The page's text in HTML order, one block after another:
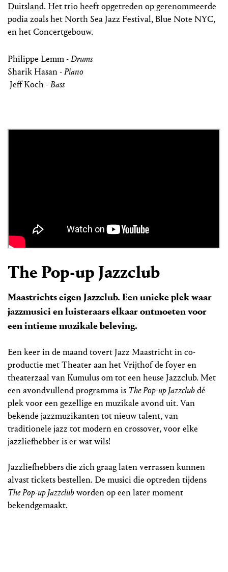
Duitsland. Het trio heeft opgetreden op gerenommeerde
podia zoals het North Sea Jazz Festival, Blue Note NYC,
en het Concertgebouw.
Philippe Lemm -Drums
Sharik Hasan -Piano
Jeff Koch -Bass
The Pop-up Jazzclub
Maastrichts eigen Jazzclub. Een unieke plek waar
jazzmusici en luisteraars elkaar ontmoeten voor
een intieme muzikale beleving.
Een keer in de maand tovert Jazz Maastricht in co-
productie met Theater aan het Vrijthof de foyer en
theaterzaal van Kumulus om tot een heuse Jazzclub. Met
een avondvullend programma is The Pop-up Jazzclubdé
plek voor een gezellige en muzikale avond uit. Van
bekende jazzmuzikanten tot nieuw talent, van
traditionele jazz tot modern en crossover, voor elke
jazzliefhebber is er wat wils!
Jazzliefhebbers die zich graag laten verrassen kunnen
alvast tickets bestellen. De musici die optreden tijdens
The Pop-up Jazzclubworden op een later moment
bekendgemaakt.